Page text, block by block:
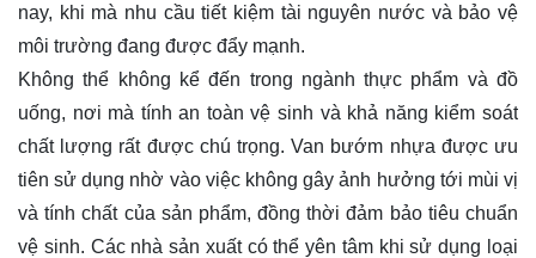
nay, khi mà nhu cầu tiết kiệm tài nguyên nước và bảo vệ
môi trường đang được đẩy mạnh.
Không thể không kể đến trong ngành thực phẩm và đồ
uống, nơi mà tính an toàn vệ sinh và khả năng kiểm soát
chất lượng rất được chú trọng. Van bướm nhựa được ưu
tiên sử dụng nhờ vào việc không gây ảnh hưởng tới mùi vị
và tính chất của sản phẩm, đồng thời đảm bảo tiêu chuẩn
vệ sinh. Các nhà sản xuất có thể yên tâm khi sử dụng loại